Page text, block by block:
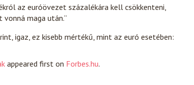
az euróövezet százalékára kell csökkenteni,
maga után.”
igaz, ez kisebb mértékű, mint az euró esetében:
appeared first on Forbes.hu.